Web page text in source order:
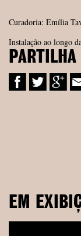
Curadoria: Emília
Instalação ao longo
PARTILHA
EM